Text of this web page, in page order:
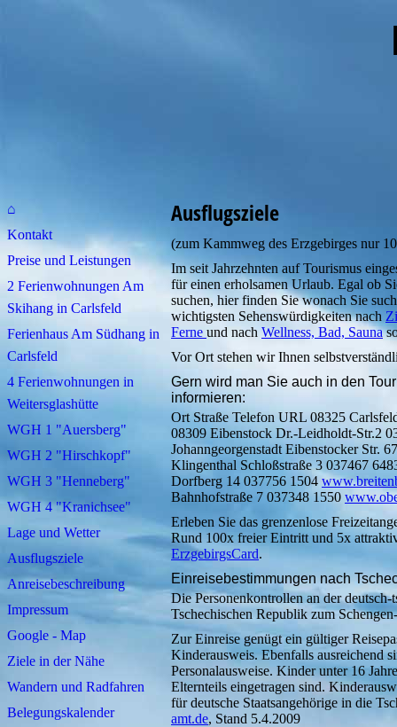
⌂
Kontakt
Preise und Leistungen
2 Ferienwohnungen Am
Skihang in Carlsfeld
Ferienhaus Am Südhang in
Carlsfeld
4 Ferienwohnungen in
Weitersglashütte
WGH 1 "Auersberg"
WGH 2 "Hirschkopf"
WGH 3 "Henneberg"
WGH 4 "Kranichsee"
Lage und Wetter
Ausflugsziele
Anreisebeschreibung
Impressum
Google - Map
Ziele in der Nähe
Wandern und Radfahren
Belegungskalender
Ausflugsziele
(zum Kammweg des Erzgebirges nur
Im seit Jahrzehnten auf Tourismus
für einen erholsamen Urlaub. Egal ob
suchen, hier finden Sie wonach Sie
wichtigsten Sehenswürdigkeiten nach
Ferne und nach Wellness, Bad, Sauna
Vor Ort stehen wir Ihnen
Gern wird man Sie auch in den
informieren:
Ort Straße Telefon URL 08325
08309 Eibenstock Dr.-Leidholdt-Str.2
Johanngeorgenstadt Eibenstocker Str.
Klingenthal Schloßstraße 3 037467
Dorfberg 14 037756 1504
Bahnhofstraße 7 037348 1550
Erleben Sie das grenzenlose
Rund 100x freier Eintritt und 5x
ErzgebirgsCard.
Einreisebestimmungen nach
Die Personenkontrollen an der
Tschechischen Republik zum
Zur Einreise genügt ein gültiger
Kinderausweis. Ebenfalls ausreichend
Personalausweise. Kinder unter 16
Elternteils eingetragen sind.
für deutsche Staatsangehörige in die
amt.de, Stand 5.4.2009